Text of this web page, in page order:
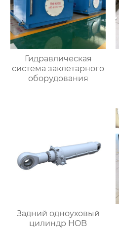
Гидравлическая
система заклетарного
оборудования
Задний одноуховый
цилиндр HOB